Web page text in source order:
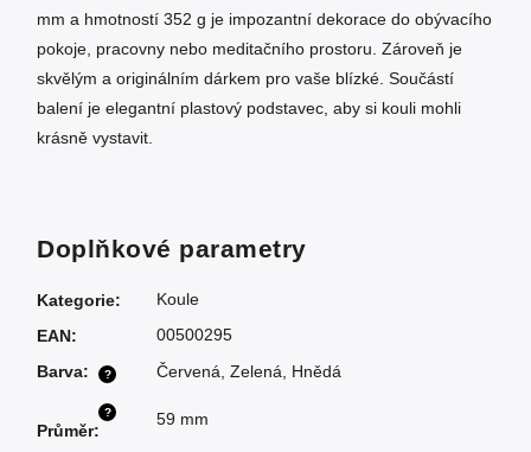
mm a hmotností 352 g je impozantní dekorace do obývacího
pokoje, pracovny nebo meditačního prostoru. Zároveň je
skvělým a originálním dárkem pro vaše blízké. Součástí
balení je elegantní plastový podstavec, aby si kouli mohli
krásně vystavit.
Doplňkové parametry
Kategorie:
Koule
EAN: 00500295
?
Barva: Červená Zelená Hnědá
?
Průměr:
59 mm